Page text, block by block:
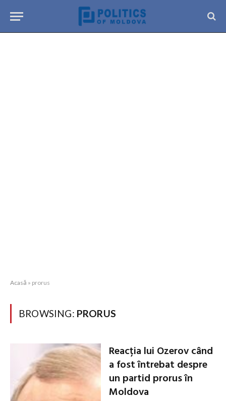
Acasă » prorus
BROWSING: PRORUS
Reacția lui Ozerov când
a fost întrebat despre
un partid prorus în
Moldova